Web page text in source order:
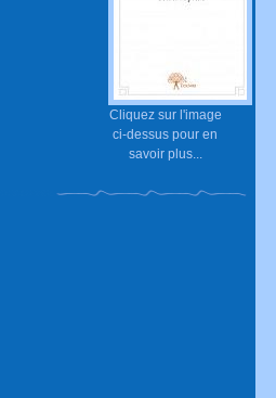
Cliquez sur l'image
ci-dessus pour en
savoir plus...